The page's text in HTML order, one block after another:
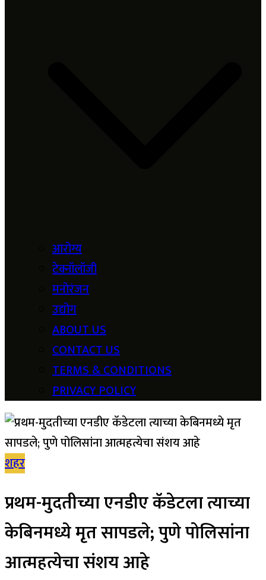
आरोग्य
टेक्नॉलॉजी
मनोरंजन
उद्योग
ABOUT US
CONTACT US
TERMS & CONDITIONS
PRIVACY POLICY
शहर
प्रथम-मुदतीच्या एनडीए कॅडेटला त्याच्या
केबिनमध्ये मृत सापडले; पुणे पोलिसांना
आत्महत्येचा संशय आहे